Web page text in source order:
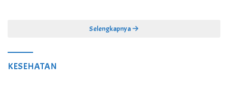
Selengkapnya
KESEHATAN